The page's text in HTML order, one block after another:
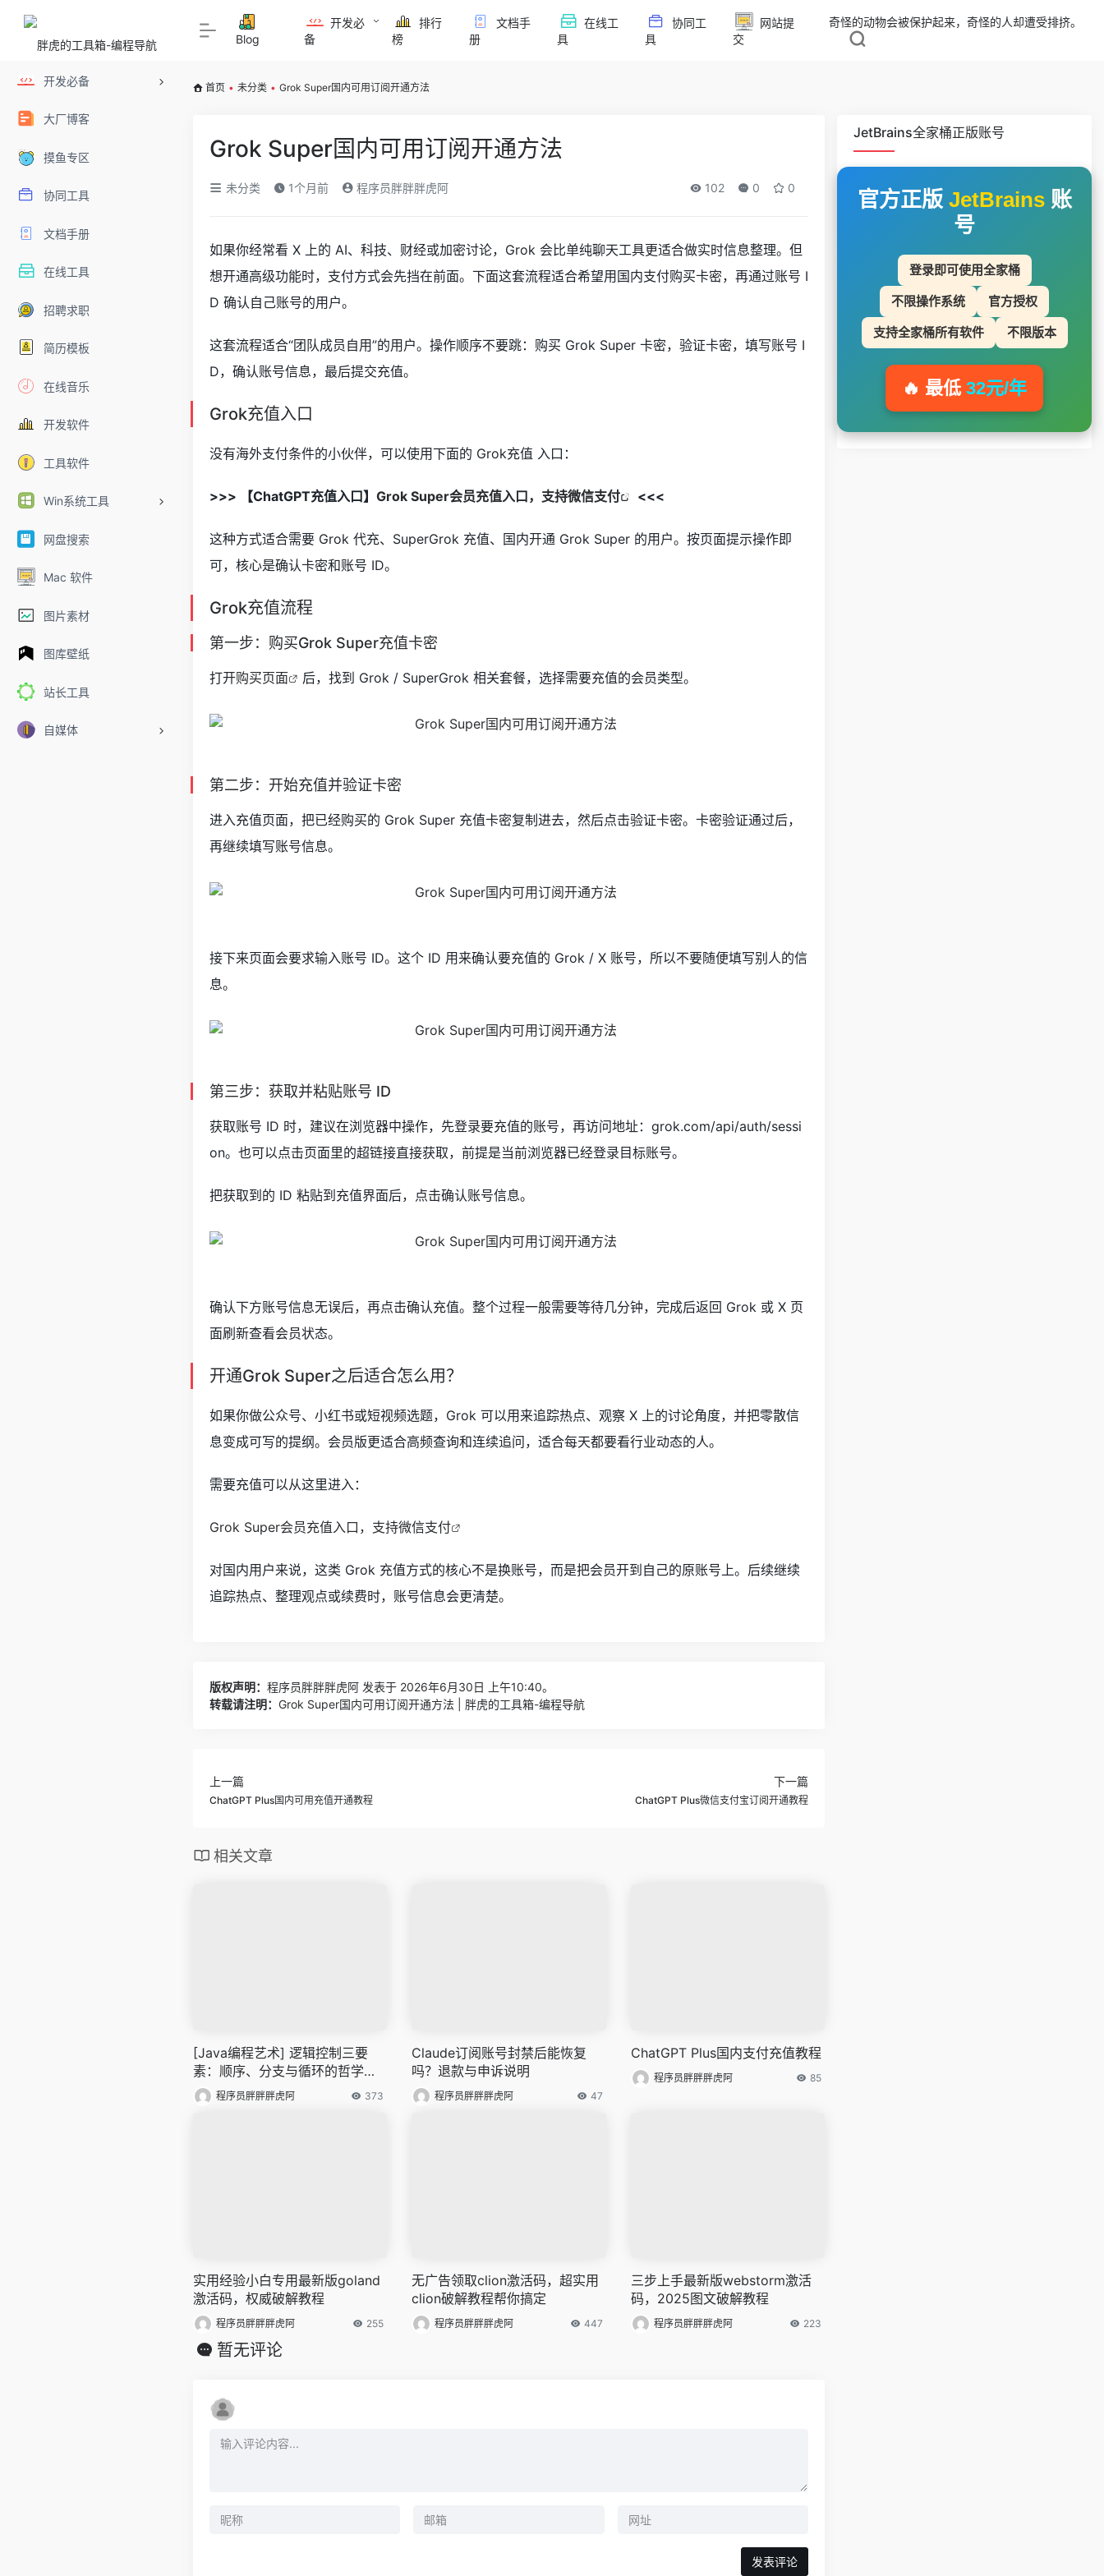
开发必备
大厂博客
摸鱼专区
协同工具
文档手册
在线工具
招聘求职
简历模板
在线音乐
开发软件
工具软件
Win系统工具
网盘搜索
Mac 软件
图片素材
图库壁纸
站长工具
自媒体
Blog
开发必
备
排行
榜
文档手
册
在线工
具
协同工
具
网站提
交
奇怪的动物会被保护起来，奇怪的人却遭受排挤。
首页 • 未分类 • Grok Super国内可用订阅开通方法
Grok Super国内可用订阅开通方法
未分类 1个月前 程序员胖胖胖虎阿 102 0 0
如果你经常看 X 上的 AI、科技、财经或加密讨论，Grok 会比单纯聊天工具更适合做实时信息整理。但
想开通高级功能时，支付方式会先挡在前面。下面这套流程适合希望用国内支付购买卡密，再通过账号 I
D 确认自己账号的用户。
这套流程适合“团队成员自用”的用户。操作顺序不要跳：购买 Grok Super 卡密，验证卡密，填写账号 I
D，确认账号信息，最后提交充值。
Grok充值入口
没有海外支付条件的小伙伴，可以使用下面的 Grok充值 入口：
>>> 【ChatGPT充值入口】 Grok Super会员充值入口，支持微信支付 <<<
这种方式适合需要 Grok 代充、SuperGrok 充值、国内开通 Grok Super 的用户。按页面提示操作即
可，核心是确认卡密和账号 ID。
Grok充值流程
第一步：购买Grok Super充值卡密
打开购买页面 后，找到 Grok / SuperGrok 相关套餐，选择需要充值的会员类型。
第二步：开始充值并验证卡密
进入充值页面，把已经购买的 Grok Super 充值卡密复制进去，然后点击验证卡密。卡密验证通过后，
再继续填写账号信息。
接下来页面会要求输入账号 ID。这个 ID 用来确认要充值的 Grok / X 账号，所以不要随便填写别人的信
息。
第三步：获取并粘贴账号 ID
获取账号 ID 时，建议在浏览器中操作，先登录要充值的账号，再访问地址：grok.com/api/auth/sessi
on。也可以点击页面里的超链接直接获取，前提是当前浏览器已经登录目标账号。
把获取到的 ID 粘贴到充值界面后，点击确认账号信息。
确认下方账号信息无误后，再点击确认充值。整个过程一般需要等待几分钟，完成后返回 Grok 或 X 页
面刷新查看会员状态。
开通Grok Super之后适合怎么用？
如果你做公众号、小红书或短视频选题，Grok 可以用来追踪热点、观察 X 上的讨论角度，并把零散信
息变成可写的提纲。会员版更适合高频查询和连续追问，适合每天都要看行业动态的人。
需要充值可以从这里进入：
Grok Super会员充值入口，支持微信支付
对国内用户来说，这类 Grok 充值方式的核心不是换账号，而是把会员开到自己的原账号上。后续继续
追踪热点、整理观点或续费时，账号信息会更清楚。
版权声明： 程序员胖胖胖虎阿 发表于 2026年6月30日 上午10:40。
转载请注明： Grok Super国内可用订阅开通方法 | 胖虎的工具箱-编程导航
上一篇
ChatGPT Plus国内可用充值开通教程
下一篇
ChatGPT Plus微信支付宝订阅开通教程
相关文章
[Java编程艺术] 逻辑控制三要
素：顺序、分支与循环的哲学思
考
程序员胖胖胖虎阿 373
Claude订阅账号封禁后能恢复
吗？退款与申诉说明
程序员胖胖胖虎阿 47
ChatGPT Plus国内支付充值教程
程序员胖胖胖虎阿 85
实用经验小白专用最新版goland
激活码，权威破解教程
程序员胖胖胖虎阿 255
无广告领取clion激活码，超实用
clion破解教程帮你搞定
程序员胖胖胖虎阿 447
三步上手最新版webstorm激活
码，2025图文破解教程
程序员胖胖胖虎阿 223
暂无评论
JetBrains全家桶正版账号
官方正版 JetBrains账
号
登录即可使用全家桶
不限操作系统 官方授权
支持全家桶所有软件 不限版本
🔥 最低 32元/年